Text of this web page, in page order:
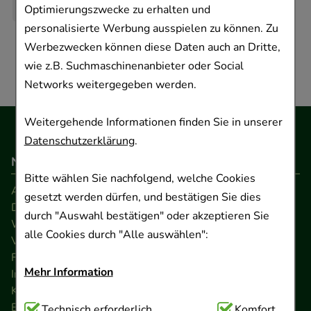
Optimierungszwecke zu erhalten und
personalisierte Werbung ausspielen zu können. Zu
Werbezwecken können diese Daten auch an Dritte,
wie z.B. Suchmaschinenanbieter oder Social
Networks weitergegeben werden.
Weitergehende Informationen finden Sie in unserer
Datenschutzerklärung.
Bitte wählen Sie nachfolgend, welche Cookies
gesetzt werden dürfen, und bestätigen Sie dies
durch "Auswahl bestätigen" oder akzeptieren Sie
alle Cookies durch "Alle auswählen":
Mehr Information
Navigation
AGB
Datenschutz
Widerrufsrecht
Versandkosten
FAQ
Impressum
Kontakt
Barrierefreiheitserklärung